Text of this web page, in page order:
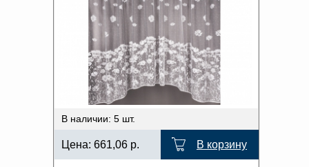
В наличии: 5 шт.
Цена: 661,06 р. В корзину